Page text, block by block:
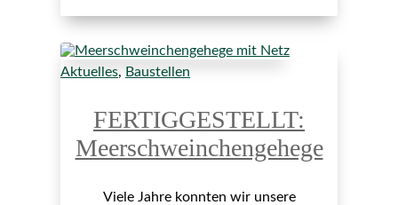
Aktuelles, Baustellen
FERTIGGESTELLT:
Meerschweinchengehege
Viele Jahre konnten wir unsere